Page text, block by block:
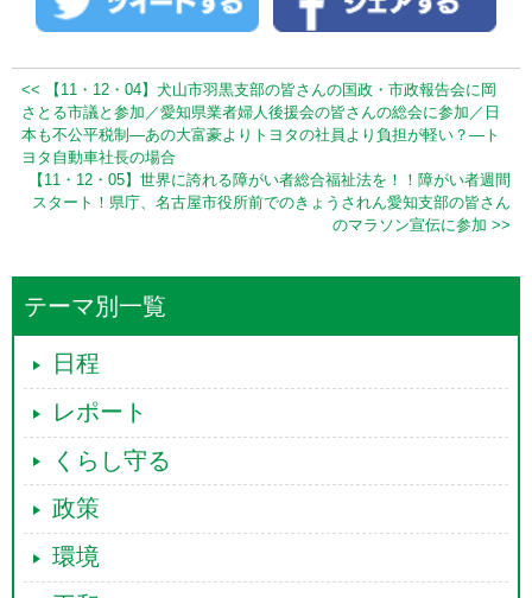
<< 【11・12・04】犬山市羽黒支部の皆さんの国政・市政報告会に岡
さとる市議と参加／愛知県業者婦人後援会の皆さんの総会に参加／日
本も不公平税制―あの大富豪よりトヨタの社員より負担が軽い？―ト
ヨタ自動車社長の場合
【11・12・05】世界に誇れる障がい者総合福祉法を！！障がい者週間
スタート！県庁、名古屋市役所前でのきょうされん愛知支部の皆さん
のマラソン宣伝に参加 >>
テーマ別一覧
日程
レポート
くらし守る
政策
環境